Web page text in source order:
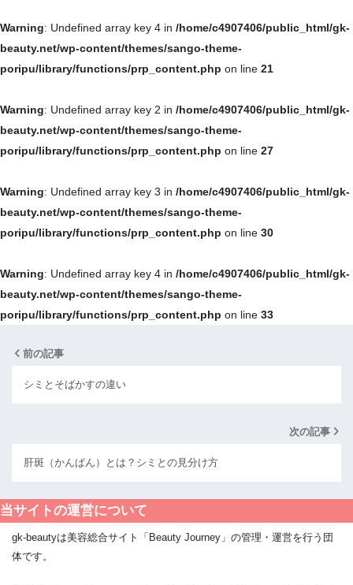
Warning: Undefined array key 4 in /home/c4907406/public_html/gk-
beauty.net/wp-content/themes/sango-theme-
poripu/library/functions/prp_content.php on line 21
Warning: Undefined array key 2 in /home/c4907406/public_html/gk-
beauty.net/wp-content/themes/sango-theme-
poripu/library/functions/prp_content.php on line 27
Warning: Undefined array key 3 in /home/c4907406/public_html/gk-
beauty.net/wp-content/themes/sango-theme-
poripu/library/functions/prp_content.php on line 30
Warning: Undefined array key 4 in /home/c4907406/public_html/gk-
beauty.net/wp-content/themes/sango-theme-
poripu/library/functions/prp_content.php on line 33
前の記事
シミとそばかすの違い
次の記事
肝斑（かんぱん）とは？シミとの見分け方
当サイトの運営について
gk-beautyは美容総合サイト「Beauty Journey」の管理・運営を行う団
体です。